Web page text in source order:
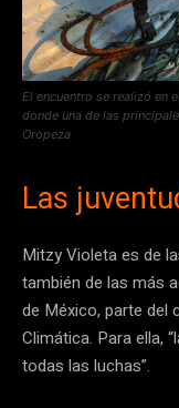
El encuentro se realizó en
donde una de las
Oropeza
Las
Mitzy Violeta es de
también de las más
de México, parte del
Climática. Para ella,
todas las luchas”.